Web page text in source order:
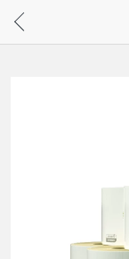
请通过微信或支